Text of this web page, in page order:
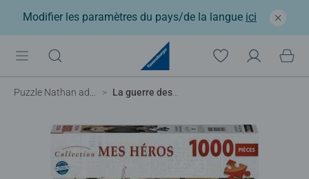
Modifier les paramètres du pays/de la langue ici
Puzzle Nathan adulte La guerre des sorciers